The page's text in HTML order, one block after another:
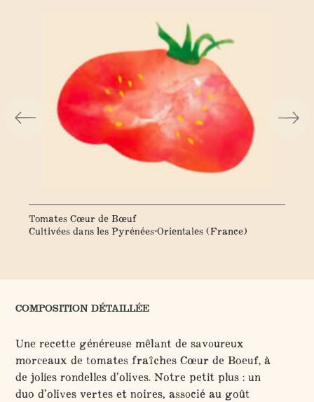
Tomates Cœur de Bœuf
Cultivées dans les Pyrénées-Orientales (France)
COMPOSITION DÉTAILLÉE
Une recette généreuse mêlant de savoureux
morceaux de tomates fraîches Cœur de Boeuf, à
de jolies rondelles d’olives. Notre petit plus : un
duo d’olives vertes et noires, associé au goût